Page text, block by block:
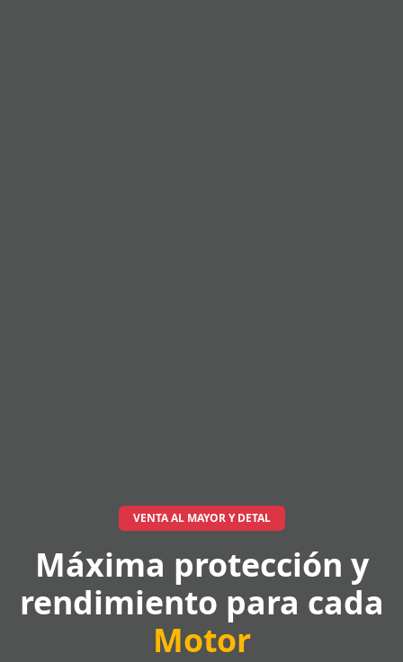
VENTA AL MAYOR Y DETAL
Máxima protección y
rendimiento para cada
Motor